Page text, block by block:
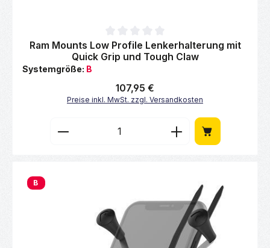
Durchschnittliche Bewertung von 0 von 5 Sternen
Ram Mounts Low Profile Lenkerhalterung mit
Quick Grip und Tough Claw
Systemgröße: B
Regulärer Preis:
107,95 €
Preise inkl. MwSt. zzgl. Versandkosten
Produkt Anzahl: Gib den gewünschten
B